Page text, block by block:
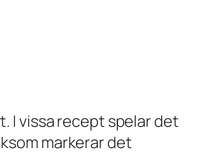
I vissa recept spelar det
markerar det